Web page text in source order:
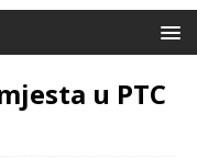
u PTC